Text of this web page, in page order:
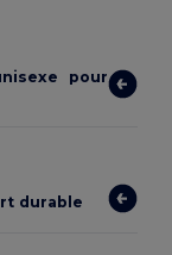
pour
durable